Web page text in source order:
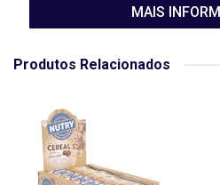
MAIS
Produtos Relacionados